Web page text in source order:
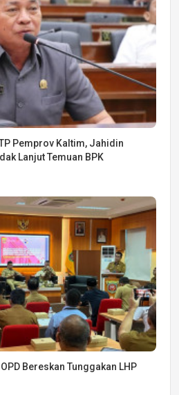
Pemprov Kaltim, Jahidin
Lanjut Temuan BPK
Bereskan Tunggakan LHP